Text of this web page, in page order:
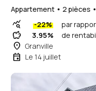
Appartement • 2 pièces
query_stats -22% par
savings 3.95% de
place Granville
event Le 14 juillet